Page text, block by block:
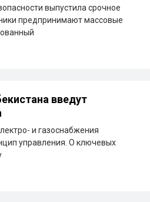
выпустила срочное
предпринимают массовые
введут
и газоснабжения
управления. О ключевых